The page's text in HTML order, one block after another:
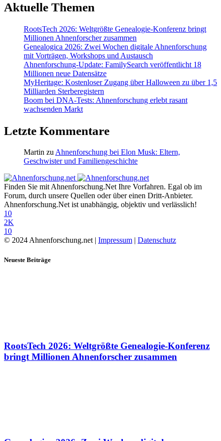
Aktuelle Themen
RootsTech 2026: Weltgrößte Genealogie-Konferenz bringt
Millionen Ahnenforscher zusammen
Genealogica 2026: Zwei Wochen digitale Ahnenforschung
mit Vorträgen, Workshops und Austausch
Ahnenforschung-Update: FamilySearch veröffentlicht 18
Millionen neue Datensätze
MyHeritage: Kostenloser Zugang über Halloween zu über 1,5
Milliarden Sterberegistern
Boom bei DNA-Tests: Ahnenforschung erlebt rasant
wachsenden Markt
Letzte Kommentare
Martin zuAhnenforschung bei Elon Musk: Eltern,
Geschwister und Familiengeschichte
Finden Sie mit Ahnenforschung.Net Ihre Vorfahren. Egal ob im
Forum, durch unsere Quellen oder über einen Dritt-Anbieter.
Ahnenforschung.Net ist unabhängig, objektiv und verlässlich!
10
2K
10
© 2024 Ahnenforschung.net | Impressum Datenschutz
Neueste Beiträge
RootsTech 2026: Weltgrößte Genealogie-Konferenz
bringt Millionen Ahnenforscher zusammen